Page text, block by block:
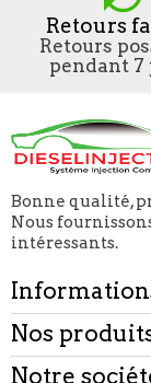
Retours
Retours
pendant 7
Bonne qualité,
Nous
intéressants.
Nos
Notre